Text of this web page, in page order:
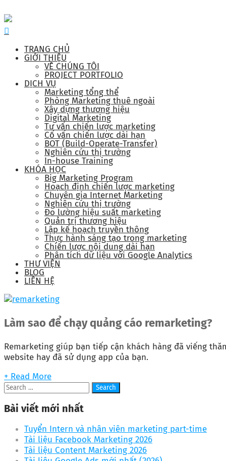
TRANG CHỦ
GIỚI THIỆU
VỀ CHÚNG TÔI
PROJECT PORTFOLIO
DỊCH VỤ
Marketing tổng thể
Phòng Marketing thuê ngoài
Xây dựng thương hiệu
Digital Marketing
Tư vấn chiến lược marketing
Cố vấn chiến lược dài hạn
BOT (Build-Operate-Transfer)
Nghiên cứu thị trường
In-house Training
KHÓA HỌC
Big Marketing Program
Hoạch định chiến lược marketing
Chuyên gia Internet Marketing
Nghiên cứu thị trường
Đo lường hiệu suất marketing
Quản trị thương hiệu
Lập kế hoạch truyền thông
Thực hành sáng tạo trong marketing
Chiến lược nội dung dài hạn
Phân tích dữ liệu với Google Analytics
THƯ VIỆN
BLOG
LIÊN HỆ
Làm sao để chạy quảng cáo remarketing?
Remarketing giúp bạn tiếp cận khách hàng đã viếng
website hay đã sử dụng app của bạn.
+ Read More
Bài viết mới nhất
Tuyển Intern và nhân viên marketing part-time
Tài liệu Facebook Marketing 2026
Tài liệu Content Marketing 2026